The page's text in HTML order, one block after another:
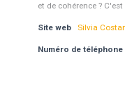
et de cohérence ? C'est
Site web Silvia
Numéro de